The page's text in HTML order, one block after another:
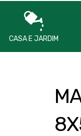
CASA E JARDIM